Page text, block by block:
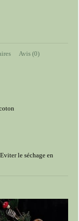
Avis (0)
le séchage en